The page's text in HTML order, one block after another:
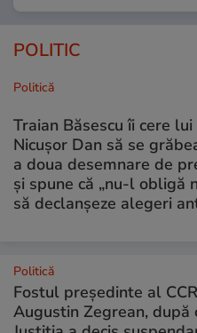
POLITIC
Politică
Traian Băsescu îi cere lui
Nicușor Dan să se
a doua desemnare de
și spune că „nu-l obligă
să declanșeze alegeri
Politică
Fostul președinte al
Augustin Zegrean, după